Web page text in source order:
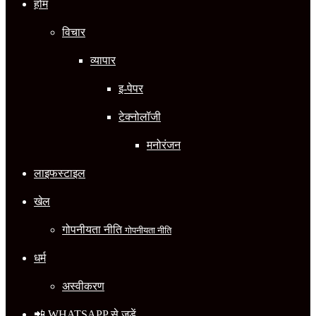
होम
विचार
व्यापार
इ-पेपर
टेक्नोलॉजी
मनोरंजन
लाइफस्टाइल
खेल
गोपनीयता नीतिगोपनीयता नीति
धर्म
अस्वीकरण